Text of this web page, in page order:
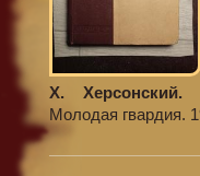
Х.
Молодая гвардия.